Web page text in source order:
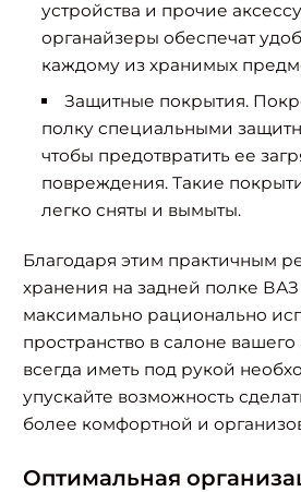
устройства и прочие
органайзеры обеспечат
каждому из хранимых
Защитные покрытия.
полку специальными
чтобы предотвратить ее
повреждения. Такие
легко сняты и вымыты.
Благодаря этим практичным
хранения на задней полке ВАЗ
максимально рационально
пространство в салоне
всегда иметь под рукой
упускайте возможность
более комфортной и
Оптимальная